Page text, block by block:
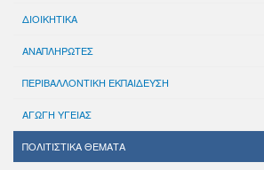
ΔΙΟΙΚΗΤΙΚΑ
ΑΝΑΠΛΗΡΩΤΕΣ
ΠΕΡΙΒΑΛΛΟΝΤΙΚΗ ΕΚΠΑΙΔΕΥΣΗ
ΑΓΩΓΗ ΥΓΕΙΑΣ
ΠΟΛΙΤΙΣΤΙΚΑ ΘΕΜΑΤΑ